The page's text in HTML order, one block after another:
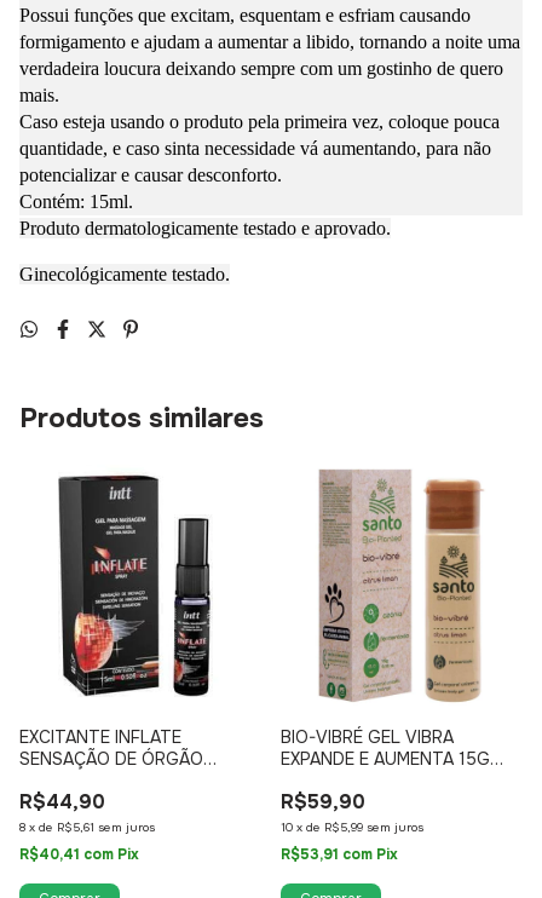
Possui funções que excitam, esquentam e esfriam causando
formigamento e ajudam a aumentar a libido, tornando a noite uma
verdadeira loucura deixando sempre com um gostinho de quero
mais.
Caso esteja usando o produto pela primeira vez, coloque pouca
quantidade, e caso sinta necessidade vá aumentando, para não
potencializar e causar desconforto.
Contém: 15ml.
Produto dermatologicamente testado e aprovado.
Ginecológicamente testado.
Produtos similares
EXCITANTE INFLATE
SENSAÇÃO DE ÓRGÃO
R$44,90
8 x de R$5,61 sem juros
R$40,41 com Pix
BIO-VIBRÉ GEL VIBRA
EXPANDE E AUMENTA 15G
R$59,90
10 x de R$5,99 sem juros
R$53,91 com Pix